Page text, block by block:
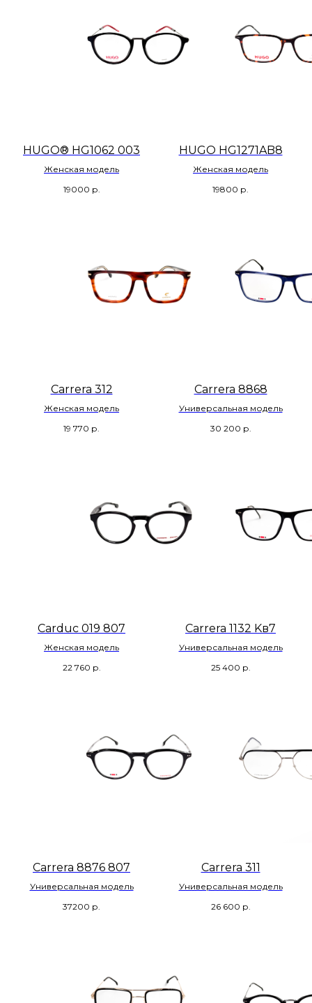
HUGO® HG1062 003
Женская модель
19000 р.
HUGO HG1271AB8
Женская модель
19800 р.
Carrera 312
Женская модель
19 770 р.
Carrera 8868
Универсальная модель
30 200 р.
Carduc 019 807
Женская модель
22 760 р.
Carrera 1132 Kв7
Универсальная модель
25 400 р.
Carrera 8876 807
Универсальная модель
37200 р.
Carrera 311
Универсальная модель
26 600 р.